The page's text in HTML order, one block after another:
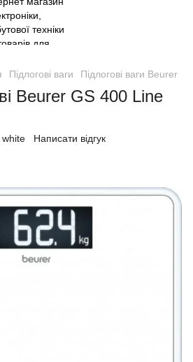
Підлогові ваги Підлогові ваги Beurer
Beurer GS 400 Line
Написати відгук